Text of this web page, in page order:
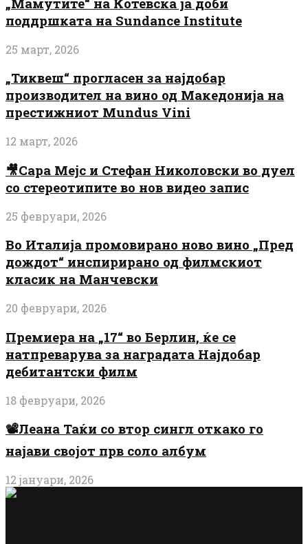
поддршката на Sundance Institute
25 март, 2026
„Тиквеш“ прогласен за најдобар
производител на вино од Македонија на
престижниот Mundus Vini
12 март, 2026
🎥Сара Мејс и Стефан Николовски во дуел
со стереотипите во нов видео запис
25 февруари, 2026
Во Италија промовирано ново вино „Пред
дождот“ инспирирано од филмскиот
класик на Манчевски
20 февруари, 2026
Премиера на „17“ во Берлин, ќе се
натпреварува за наградата Најдобар
дебитантски филм
18 февруари, 2026
📽️Леана Таќи со втор сингл откако го
најави својот прв соло албум
12 јануари, 2026